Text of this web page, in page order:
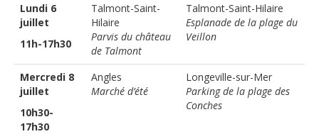
Lundi 6
juillet
11h-17h30
Talmont-Saint-
Hilaire
Parvis du château
de Talmont
Talmont-Saint-Hilaire
Esplanade de la plage du
Veillon
Mercredi 8
juillet
10h30-
17h30
Angles
Marché d’été
Longeville-sur-Mer
Parking de la plage des
Conches